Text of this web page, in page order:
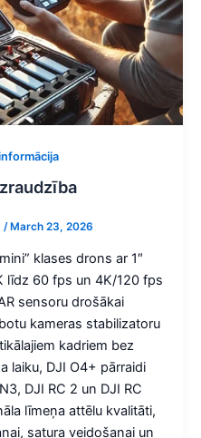
/ March 23, 2026
klases drons ar 1″
līdz 60 fps un 4K/120 fps
sensoru drošākai
kameras stabilizatoru
kadriem bez
laiku, DJI O4+ pārraidi
DJI RC 2 un DJI RC
līmeņa attēlu kvalitāti,
satura veidošanai un